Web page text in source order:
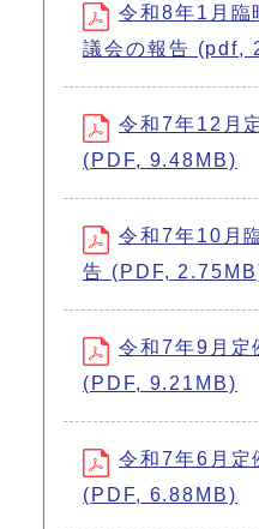
令和8年1月臨
議会の報告 (pdf,
令和7年12月
(PDF, 9.48MB)
令和7年10月
告 (PDF,
令和7年9月定
(PDF, 9.21MB)
令和7年6月定
(PDF, 6.88MB)